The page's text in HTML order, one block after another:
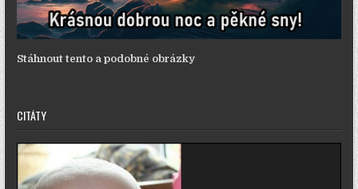
Stáhnout tento a podobné obrázky
CITÁTY